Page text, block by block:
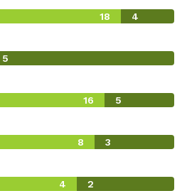
18 4
5
16 5
8 3
4 2